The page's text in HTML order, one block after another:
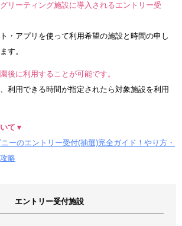
リーティング施設に導入されるエントリー受
・アプリを使って利用希望の施設と時間の申し
す。
後に利用することが可能です。
利用できる時間が指定されたら対象施設を利用
て▼
ニーのエントリー受付(抽選)完全ガイド！やり方・
略
エントリー受付施設